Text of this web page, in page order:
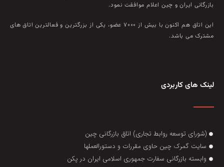
بازرگانی ايران و چين اعلام موافقت نمود.
این اتاق هم‌ اکنون با بيش از ۷۰۰۰ عضو، يکی از بزرگترين و فعالترين اتاق‌ های
مشترک می باشد.
لینک های کاربردی
(شورای توسعه روابط تجاری) اتاق بازرگانی چین
سایت گمرک چین حاوی مقررات و دستورالعملها
وابسته بازرگانی سفارت جمهوری اسلامی ایران در پکن